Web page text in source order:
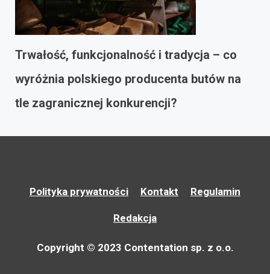
Trwałość, funkcjonalność i tradycja – co
wyróżnia polskiego producenta butów na
tle zagranicznej konkurencji?
Polityka prywatności Kontakt Regulamin
Redakcja
Copyright © 2023 Contentation sp. z o.o.